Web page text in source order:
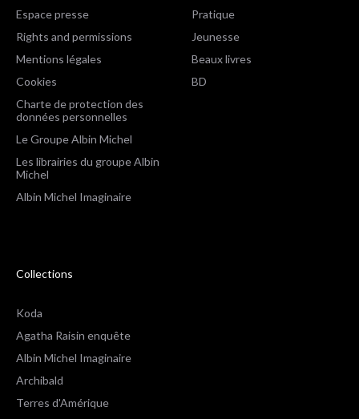
Espace presse
Rights and permissions
Mentions légales
Cookies
Charte de protection des
données personnelles
Le Groupe Albin Michel
Les librairies du groupe Albin
Michel
Albin Michel Imaginaire
Pratique
Jeunesse
Beaux livres
BD
Collections
Koda
Agatha Raisin enquête
Albin Michel Imaginaire
Archibald
Terres d'Amérique